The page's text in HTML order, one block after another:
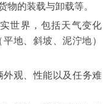
物的装载与卸载等。
世界，包括天气变化
地、斜坡、泥泞地）
观、性能以及任务难